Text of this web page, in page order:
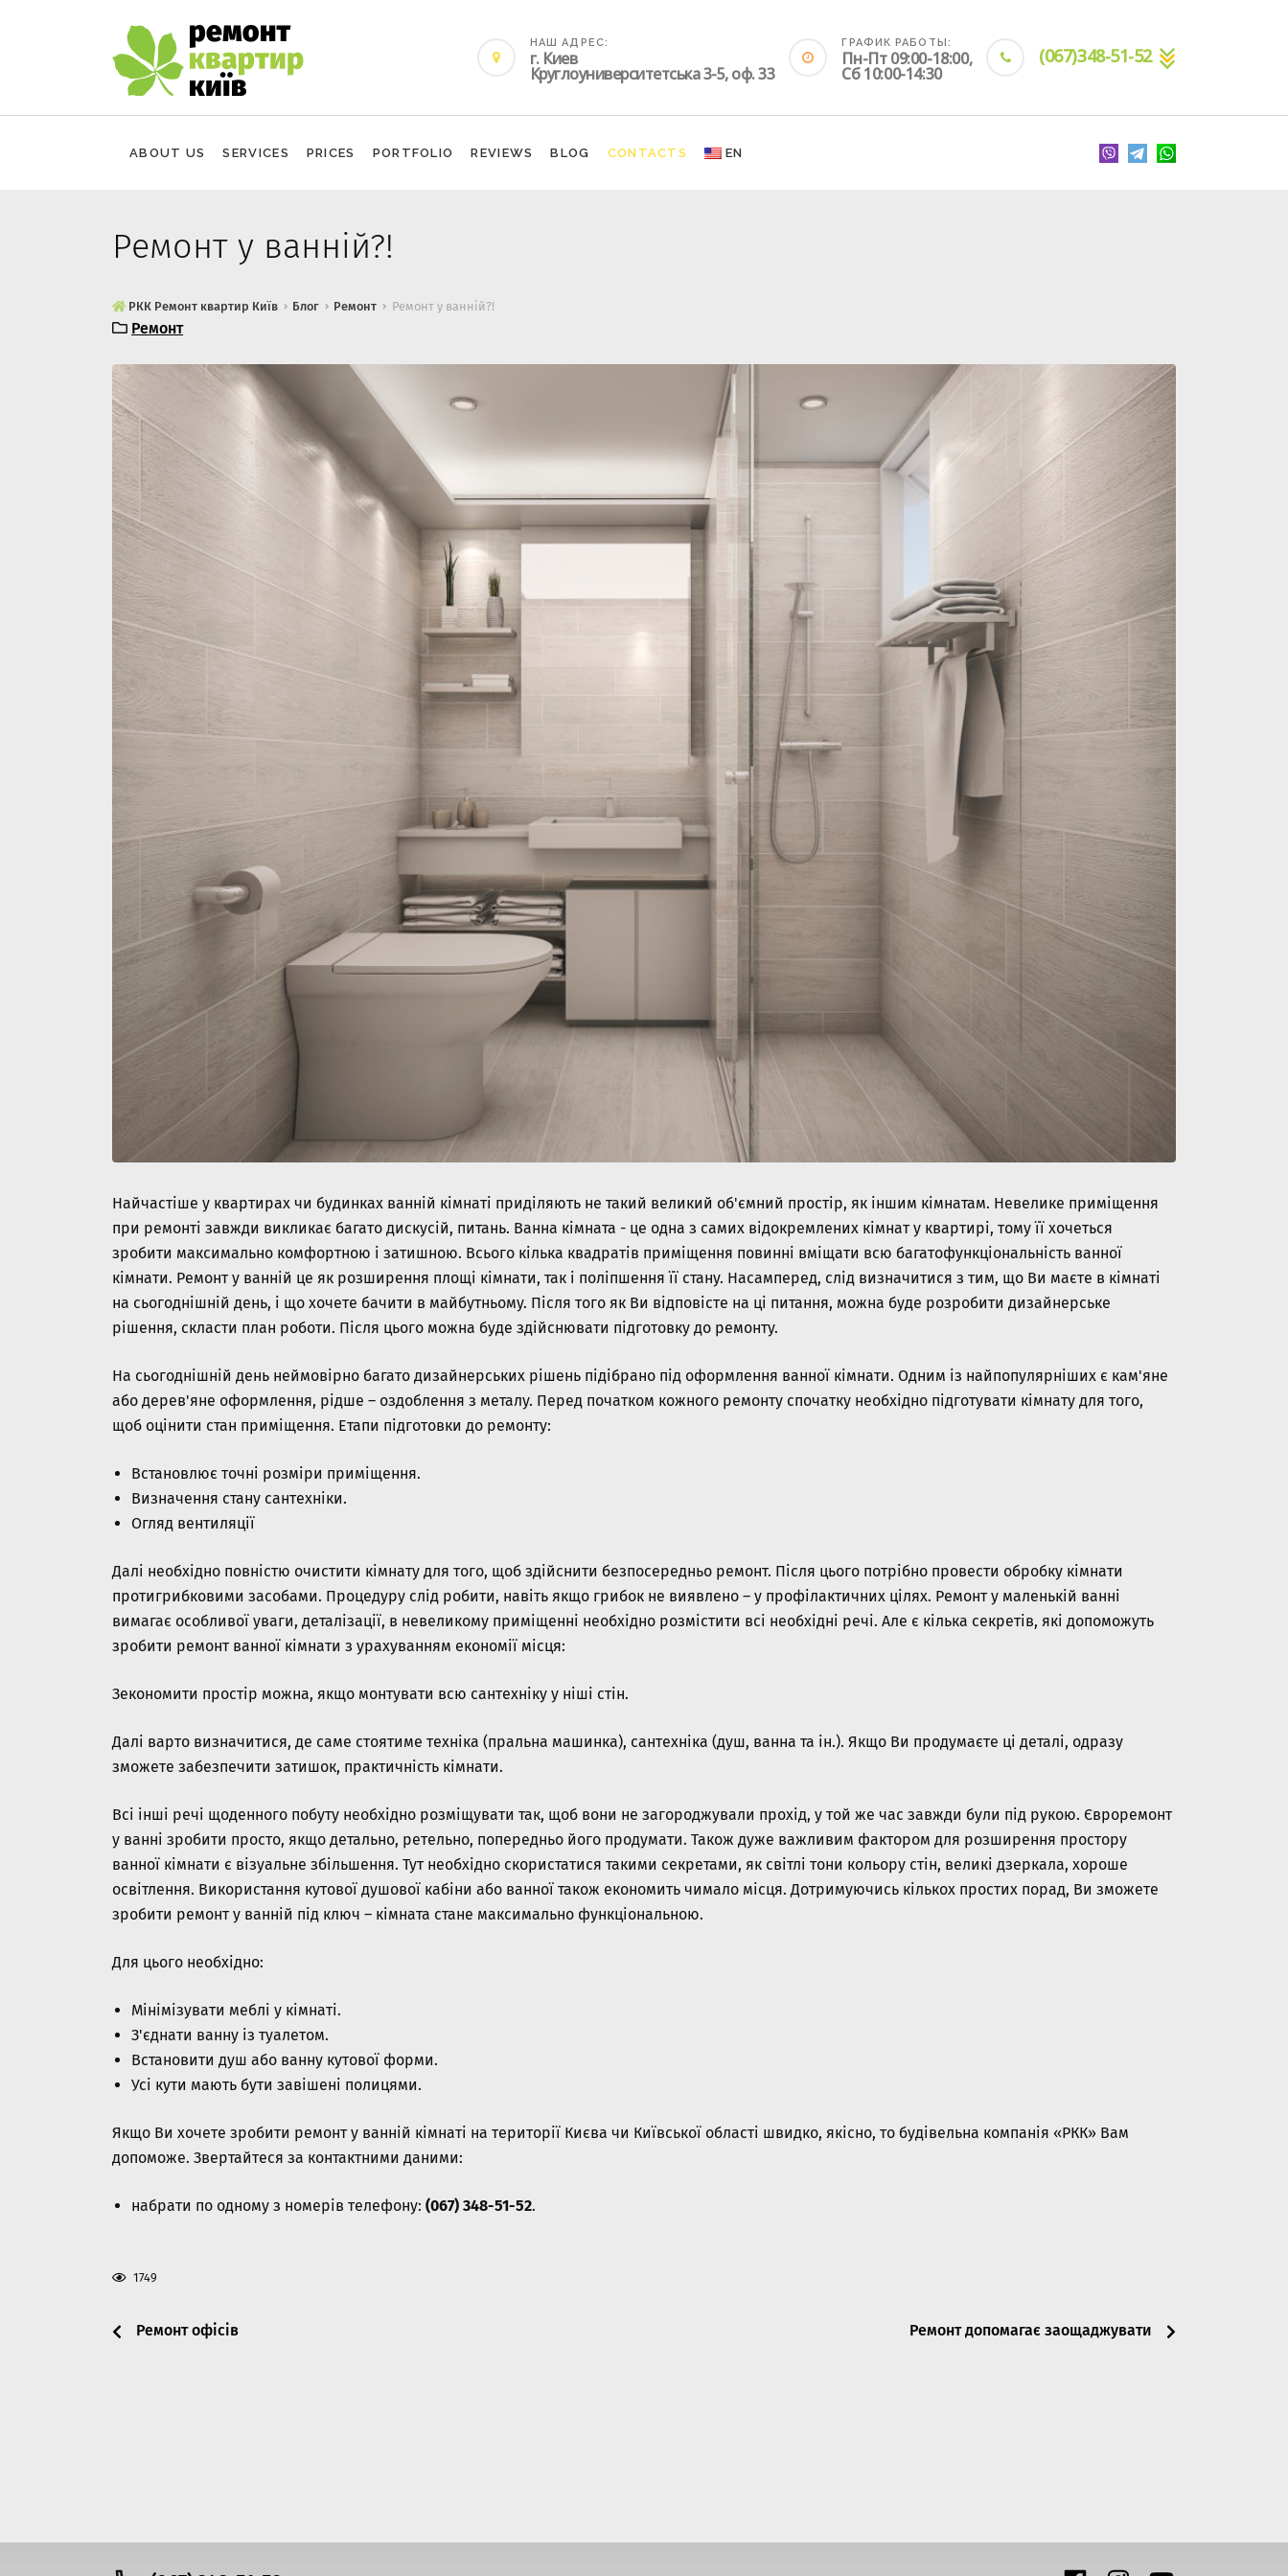
РКК Ремонт квартир Київ
Ремонт квартир Київ
НАШ АДРЕС:
г. Киев
Круглоуниверситетська 3-5, оф. 33
ГРАФИК РАБОТЫ:
Пн-Пт 09:00-18:00,
Сб 10:00-14:30
(067)348-51-52
ABOUT US SERVICES PRICES PORTFOLIO REVIEWS BLOG CONTACTS EN
Ремонт у ванній?!
РКК Ремонт квартир Київ Блог Ремонт Ремонт у ванній?!
25.04.20190
2
ЮрийРемонт
Найчастіше у квартирах чи будинках ванній кімнаті приділяють не такий великий об'ємний простір, як іншим кімнатам. Невелике приміщення
при ремонті завжди викликає багато дискусій, питань. Ванна кімната - це одна з самих відокремлених кімнат у квартирі, тому її хочеться
зробити максимально комфортною і затишною. Всього кілька квадратів приміщення повинні вміщати всю багатофункціональність ванної
кімнати. Ремонт у ванній це як розширення площі кімнати, так і поліпшення її стану. Насамперед, слід визначитися з тим, що Ви маєте в кімнаті
на сьогоднішній день, і що хочете бачити в майбутньому. Після того як Ви відповісте на ці питання, можна буде розробити дизайнерське
рішення, скласти план роботи. Після цього можна буде здійснювати підготовку до ремонту.
На сьогоднішній день неймовірно багато дизайнерських рішень підібрано під оформлення ванної кімнати. Одним із найпопулярніших є кам'яне
або дерев'яне оформлення, рідше – оздоблення з металу. Перед початком кожного ремонту спочатку необхідно підготувати кімнату для того,
щоб оцінити стан приміщення. Етапи підготовки до ремонту:
Встановлює точні розміри приміщення.
Визначення стану сантехніки.
Огляд вентиляції
Далі необхідно повністю очистити кімнату для того, щоб здійснити безпосередньо ремонт. Після цього потрібно провести обробку кімнати
протигрибковими засобами. Процедуру слід робити, навіть якщо грибок не виявлено – у профілактичних цілях. Ремонт у маленькій ванні
вимагає особливої уваги, деталізації, в невеликому приміщенні необхідно розмістити всі необхідні речі. Але є кілька секретів, які допоможуть
зробити ремонт ванної кімнати з урахуванням економії місця:
Зекономити простір можна, якщо монтувати всю сантехніку у ніші стін.
Далі варто визначитися, де саме стоятиме техніка (пральна машинка), сантехніка (душ, ванна та ін.). Якщо Ви продумаєте ці деталі, одразу
зможете забезпечити затишок, практичність кімнати.
Всі інші речі щоденного побуту необхідно розміщувати так, щоб вони не загороджували прохід, у той же час завжди були під рукою. Євроремонт
у ванні зробити просто, якщо детально, ретельно, попередньо його продумати. Також дуже важливим фактором для розширення простору
ванної кімнати є візуальне збільшення. Тут необхідно скористатися такими секретами, як світлі тони кольору стін, великі дзеркала, хороше
освітлення. Використання кутової душової кабіни або ванної також економить чимало місця. Дотримуючись кількох простих порад, Ви зможете
зробити ремонт у ванній під ключ – кімната стане максимально функціональною.
Для цього необхідно:
Мінімізувати меблі у кімнаті.
З'єднати ванну із туалетом.
Встановити душ або ванну кутової форми.
Усі кути мають бути завішені полицями.
Якщо Ви хочете зробити ремонт у ванній кімнаті на території Києва чи Київської області швидко, якісно, то будівельна компанія «РКК» Вам
допоможе. Звертайтеся за контактними даними:
набрати по одному з номерів телефону: (067) 348-51-52.
1749
Post navigation
Ремонт офісів Ремонт допомагає заощаджувати